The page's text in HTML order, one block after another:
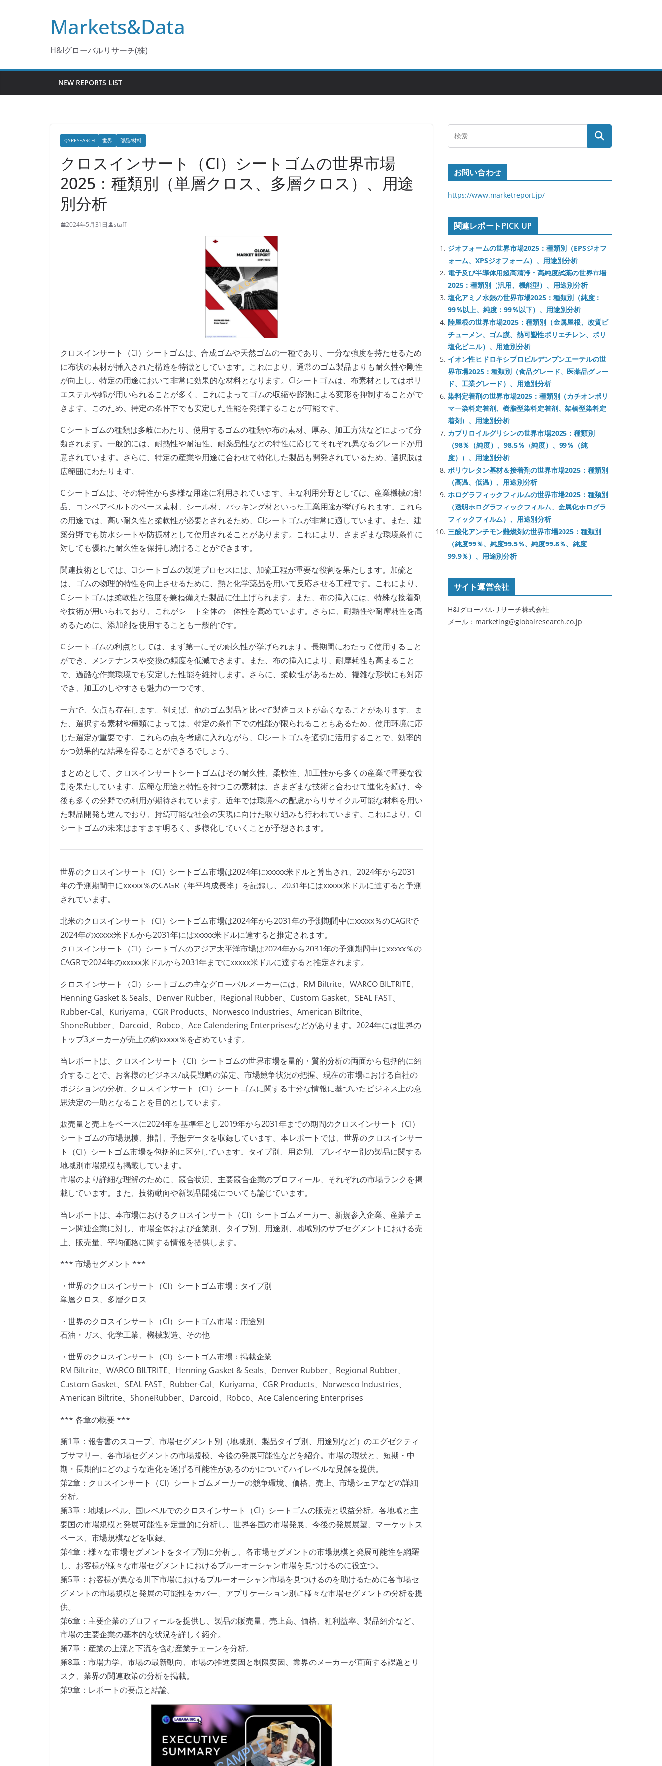
Markets&Data
H&Iグローバルリサーチ(株)
NEW REPORTS LIST
QYRESEARCH 世界 部品/材料
クロスインサート（CI）シートゴムの世界市場
2025：種類別（単層クロス、多層クロス）、用途
別分析
2024年5月31日 staff
クロスインサート（CI）シートゴムは、合成ゴムや天然ゴムの一種であり、十分な強度を持たせるため
に布状の素材が挿入された構造を特徴としています。これにより、通常のゴム製品よりも耐久性や剛性
が向上し、特定の用途において非常に効果的な材料となります。CIシートゴムは、布素材としてはポリ
エステルや綿が用いられることが多く、これによってゴムの収縮や膨張による変形を抑制することがで
きます。このため、特定の条件下でも安定した性能を発揮することが可能です。
CIシートゴムの種類は多岐にわたり、使用するゴムの種類や布の素材、厚み、加工方法などによって分
類されます。一般的には、耐熱性や耐油性、耐薬品性などの特性に応じてそれぞれ異なるグレードが用
意されています。さらに、特定の産業や用途に合わせて特化した製品も開発されているため、選択肢は
広範囲にわたります。
CIシートゴムは、その特性から多様な用途に利用されています。主な利用分野としては、産業機械の部
品、コンベアベルトのベース素材、シール材、パッキング材といった工業用途が挙げられます。これら
の用途では、高い耐久性と柔軟性が必要とされるため、CIシートゴムが非常に適しています。また、建
築分野でも防水シートや防振材として使用されることがあります。これにより、さまざまな環境条件に
対しても優れた耐久性を保持し続けることができます。
関連技術としては、CIシートゴムの製造プロセスには、加硫工程が重要な役割を果たします。加硫と
は、ゴムの物理的特性を向上させるために、熱と化学薬品を用いて反応させる工程です。これにより、
CIシートゴムは柔軟性と強度を兼ね備えた製品に仕上げられます。また、布の挿入には、特殊な接着剤
や技術が用いられており、これがシート全体の一体性を高めています。さらに、耐熱性や耐摩耗性を高
めるために、添加剤を使用することも一般的です。
CIシートゴムの利点としては、まず第一にその耐久性が挙げられます。長期間にわたって使用すること
ができ、メンテナンスや交換の頻度を低減できます。また、布の挿入により、耐摩耗性も高まること
で、過酷な作業環境でも安定した性能を維持します。さらに、柔軟性があるため、複雑な形状にも対応
でき、加工のしやすさも魅力の一つです。
一方で、欠点も存在します。例えば、他のゴム製品と比べて製造コストが高くなることがあります。ま
た、選択する素材や種類によっては、特定の条件下での性能が限られることもあるため、使用环境に応
じた選定が重要です。これらの点を考慮に入れながら、CIシートゴムを適切に活用することで、効率的
かつ効果的な結果を得ることができるでしょう。
まとめとして、クロスインサートシートゴムはその耐久性、柔軟性、加工性から多くの産業で重要な役
割を果たしています。広範な用途と特性を持つこの素材は、さまざまな技術と合わせて進化を続け、今
後も多くの分野での利用が期待されています。近年では環境への配慮からリサイクル可能な材料を用い
た製品開発も進んでおり、持続可能な社会の実現に向けた取り組みも行われています。これにより、CI
シートゴムの未来はますます明るく、多様化していくことが予想されます。
世界のクロスインサート（CI）シートゴム市場は2024年にxxxxx米ドルと算出され、2024年から2031
年の予測期間中にxxxxx％のCAGR（年平均成長率）を記録し、2031年にはxxxxx米ドルに達すると予測
されています。
北米のクロスインサート（CI）シートゴム市場は2024年から2031年の予測期間中にxxxxx％のCAGRで
2024年のxxxxx米ドルから2031年にはxxxxx米ドルに達すると推定されます。
クロスインサート（CI）シートゴムのアジア太平洋市場は2024年から2031年の予測期間中にxxxxx％の
CAGRで2024年のxxxxx米ドルから2031年までにxxxxx米ドルに達すると推定されます。
クロスインサート（CI）シートゴムの主なグローバルメーカーには、RM Biltrite、WARCO BILTRITE、
Henning Gasket & Seals、Denver Rubber、Regional Rubber、Custom Gasket、SEAL FAST、
Rubber-Cal、Kuriyama、CGR Products、Norwesco Industries、American Biltrite、
ShoneRubber、Darcoid、Robco、Ace Calendering Enterprisesなどがあります。2024年には世界の
トップ3メーカーが売上の約xxxxx％を占めています。
当レポートは、クロスインサート（CI）シートゴムの世界市場を量的・質的分析の両面から包括的に紹
介することで、お客様のビジネス/成長戦略の策定、市場競争状況の把握、現在の市場における自社の
ポジションの分析、クロスインサート（CI）シートゴムに関する十分な情報に基づいたビジネス上の意
思決定の一助となることを目的としています。
販売量と売上をベースに2024年を基準年とし2019年から2031年までの期間のクロスインサート（CI）
シートゴムの市場規模、推計、予想データを収録しています。本レポートでは、世界のクロスインサー
ト（CI）シートゴム市場を包括的に区分しています。タイプ別、用途別、プレイヤー別の製品に関する
地域別市場規模も掲載しています。
市場のより詳細な理解のために、競合状況、主要競合企業のプロフィール、それぞれの市場ランクを掲
載しています。また、技術動向や新製品開発についても論じています。
当レポートは、本市場におけるクロスインサート（CI）シートゴムメーカー、新規参入企業、産業チェ
ーン関連企業に対し、市場全体および企業別、タイプ別、用途別、地域別のサブセグメントにおける売
上、販売量、平均価格に関する情報を提供します。
*** 市場セグメント ***
・世界のクロスインサート（CI）シートゴム市場：タイプ別
単層クロス、多層クロス
・世界のクロスインサート（CI）シートゴム市場：用途別
石油・ガス、化学工業、機械製造、その他
・世界のクロスインサート（CI）シートゴム市場：掲載企業
RM Biltrite、WARCO BILTRITE、Henning Gasket & Seals、Denver Rubber、Regional Rubber、
Custom Gasket、SEAL FAST、Rubber-Cal、Kuriyama、CGR Products、Norwesco Industries、
American Biltrite、ShoneRubber、Darcoid、Robco、Ace Calendering Enterprises
*** 各章の概要 ***
第1章：報告書のスコープ、市場セグメント別（地域別、製品タイプ別、用途別など）のエグゼクティ
ブサマリー、各市場セグメントの市場規模、今後の発展可能性などを紹介。市場の現状と、短期・中
期・長期的にどのような進化を遂げる可能性があるのかについてハイレベルな見解を提供。
第2章：クロスインサート（CI）シートゴムメーカーの競争環境、価格、売上、市場シェアなどの詳細
分析。
第3章：地域レベル、国レベルでのクロスインサート（CI）シートゴムの販売と収益分析。各地域と主
要国の市場規模と発展可能性を定量的に分析し、世界各国の市場発展、今後の発展展望、マーケットス
ペース、市場規模などを収録。
第4章：様々な市場セグメントをタイプ別に分析し、各市場セグメントの市場規模と発展可能性を網羅
し、お客様が様々な市場セグメントにおけるブルーオーシャン市場を見つけるのに役立つ。
第5章：お客様が異なる川下市場におけるブルーオーシャン市場を見つけるのを助けるために各市場セ
グメントの市場規模と発展の可能性をカバー、アプリケーション別に様々な市場セグメントの分析を提
供。
第6章：主要企業のプロフィールを提供し、製品の販売量、売上高、価格、粗利益率、製品紹介など、
市場の主要企業の基本的な状況を詳しく紹介。
第7章：産業の上流と下流を含む産業チェーンを分析。
第8章：市場力学、市場の最新動向、市場の推進要因と制限要因、業界のメーカーが直面する課題とリ
スク、業界の関連政策の分析を掲載。
第9章：レポートの要点と結論。
お問い合わせ
https://www.marketreport.jp/
関連レポートPICK UP
ジオフォームの世界市場2025：種類別（EPSジオフ
ォーム、XPSジオフォーム）、用途別分析
電子及び半導体用超高清浄・高純度試薬の世界市場
2025：種類別（汎用、機能型）、用途別分析
塩化アミノ水銀の世界市場2025：種類別（純度：
99％以上、純度：99％以下）、用途別分析
陸屋根の世界市場2025：種類別（金属屋根、改質ビ
チューメン、ゴム膜、熱可塑性ポリエチレン、ポリ
塩化ビニル）、用途別分析
イオン性ヒドロキシプロピルデンプンエーテルの世
界市場2025：種類別（食品グレード、医薬品グレー
ド、工業グレード）、用途別分析
染料定着剤の世界市場2025：種類別（カチオンポリ
マー染料定着剤、樹脂型染料定着剤、架橋型染料定
着剤）、用途別分析
カプリロイルグリシンの世界市場2025：種類別
（98％（純度）、98.5％（純度）、99％（純
度））、用途別分析
ポリウレタン基材＆接着剤の世界市場2025：種類別
（高温、低温）、用途別分析
ホログラフィックフィルムの世界市場2025：種類別
（透明ホログラフィックフィルム、金属化ホログラ
フィックフィルム）、用途別分析
三酸化アンチモン難燃剤の世界市場2025：種類別
（純度99％、純度99.5％、純度99.8％、純度
99.9％）、用途別分析
サイト運営会社
H&Iグローバルリサーチ株式会社
メール：marketing@globalresearch.co.jp